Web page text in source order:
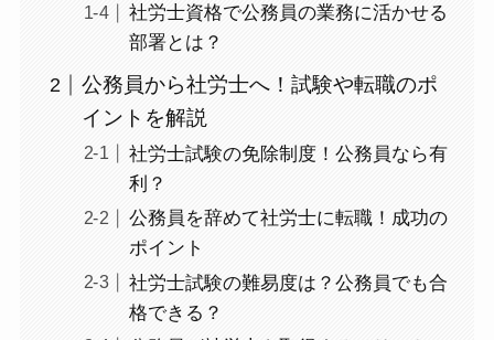
社労士資格で公務員の業務に活かせる
部署とは？
公務員から社労士へ！試験や転職のポ
イントを解説
社労士試験の免除制度！公務員なら有
利？
公務員を辞めて社労士に転職！成功の
ポイント
社労士試験の難易度は？公務員でも合
格できる？